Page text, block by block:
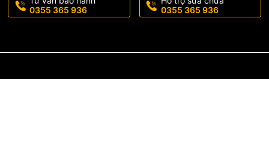
Thông số kỹ thuật tê
Thông số
Chi tiết
Áp lực làm việc
PN10/PN16
0355 365 936
0355 365 936